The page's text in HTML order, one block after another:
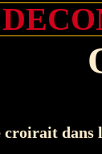
croirait dans